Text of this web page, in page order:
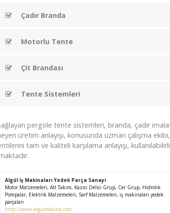
Çadır Branda
Motorlu Tente
Çit Brandası
Tente Sistemleri
pergole tente sistemleri, branda, çadır
üretim anlayışı, konusunda uzman çalışma
tam ve kaliteli karşılama anlayışı,
Algül İş Makinaları Yedek Parça Sanayi
Motor Malzemeleri, Alt Takım, Kazıcı Delici Grup, Cer Grup, Hidrolik
Pompalar, Elektrik Malzemeleri, Sarf Malzemeleri, iş makinaları yedek
parçaları
http://www.algulmakina.com